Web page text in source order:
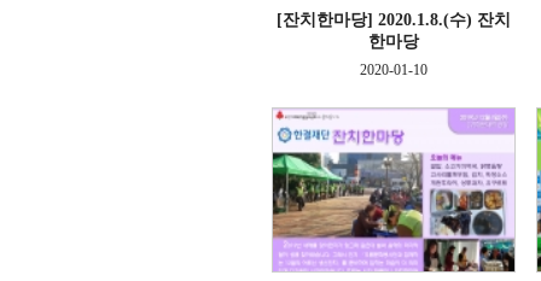
[잔치한마당] 2020.1.8.(수) 잔치
한마당
2020-01-10